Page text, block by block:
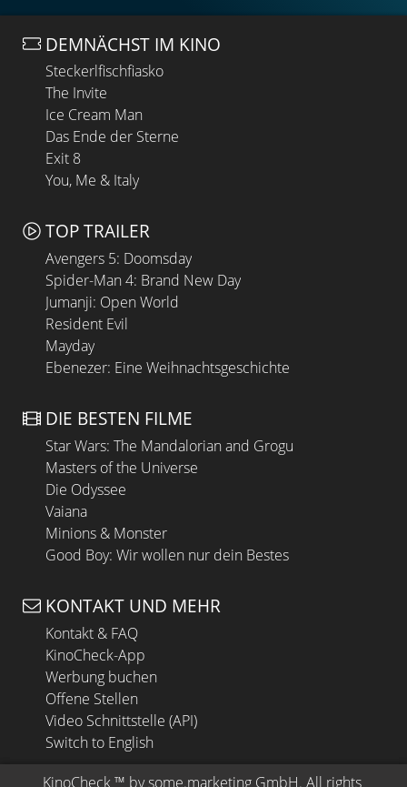
DEMNÄCHST IM KINO
Steckerlfischfiasko
The Invite
Ice Cream Man
Das Ende der Sterne
Exit 8
You, Me & Italy
TOP TRAILER
Avengers 5: Doomsday
Spider-Man 4: Brand New Day
Jumanji: Open World
Resident Evil
Mayday
Ebenezer: Eine Weihnachtsgeschichte
DIE BESTEN FILME
Star Wars: The Mandalorian and Grogu
Masters of the Universe
Die Odyssee
Vaiana
Minions & Monster
Good Boy: Wir wollen nur dein Bestes
KONTAKT UND MEHR
Kontakt & FAQ
KinoCheck-App
Werbung buchen
Offene Stellen
Video Schnittstelle (API)
Switch to English
KinoCheck ™ by some.marketing GmbH. All rights